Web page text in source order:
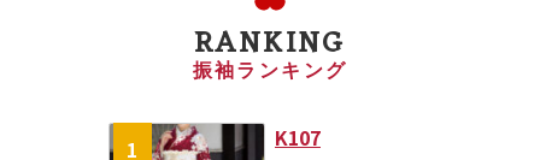
RANKING
振袖ランキング
K107